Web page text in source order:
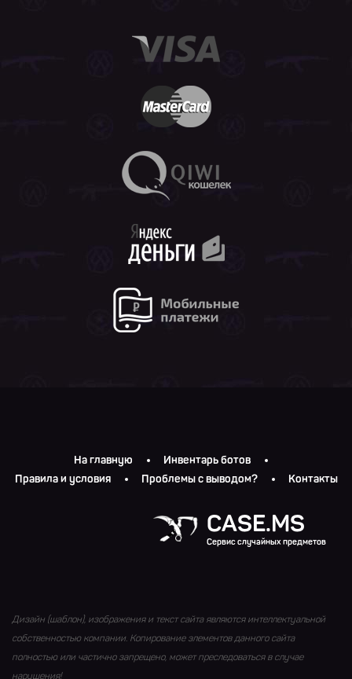
На главную
Инвентарь ботов
Правила и условия
Проблемы с выводом? Контакты
CASE.MS
Сервис случайных предметов
Дизайн (шаблон), изображения и текст сайта являются интеллектуальной
собственностью компании. Копирование элементов данного сайта
полностью или частично запрещено, может преследоваться в случае
нарушения!